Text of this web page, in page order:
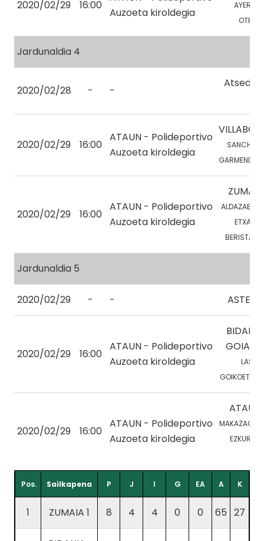
2020/02/29 16:00
Auzoeta kiroldegia
AYERZA,
OTEGI,
Jardunaldia 4
2020/02/28 - -
2020/02/29 16:00
ATAUN - Polideportivo
Auzoeta kiroldegia
SANCHEZ,
GARMENDIA,
2020/02/29 16:00
ATAUN - Polideportivo
Auzoeta kiroldegia
ZUMAIA
ALDAZABAL,
ETXABE,
BERISTAIN,
Jardunaldia 5
2020/02/29 - -
2020/02/29 16:00
ATAUN - Polideportivo
Auzoeta kiroldegia
GOIATZ
LASA,
2020/02/29 16:00
ATAUN - Polideportivo
Auzoeta kiroldegia
ATAUN
MAKAZAGA,
Pos. Sailkapena P J I G EA A K
1 ZUMAIA 1 8 4 4 0 0 65 27